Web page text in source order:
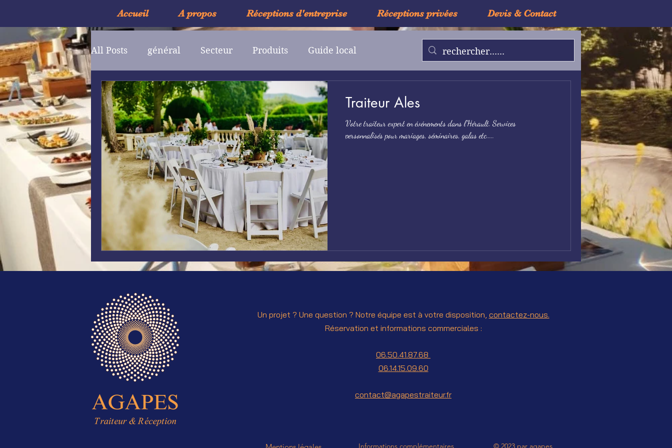
Accueil A propos Réceptions d'entreprise Réceptions privées Devis & Contact
All Posts général Secteur Produits Guide local
Traiteur Ales
Votre traiteur expert en événements dans l'Hérault. Services
personnalisés pour mariages, séminaires, galas etc.....
Un projet ? Une question ? Notre équipe est à votre disposition, contactez-nous.
Réservation et informations commerciales :
06.50.41.87.68
06.14.15.09.60
contact@agapestraiteur.fr
Informations complémentaires © 2023 par agapes